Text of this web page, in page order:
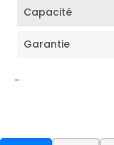
Capacité
Garantie
-